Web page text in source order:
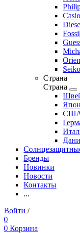
Casio
Fossil
Seiko
Страна
Страна
Бренды
Новинки
Новости
Контакты
...
Войти /
0
0 Корзина